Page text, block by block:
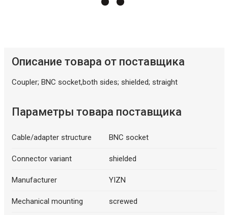
Описание искусственного интеллекта
Описание товара от поставщика
Coupler; BNC socket,both sides; shielded; straight
Параметры товара поставщика
Cable/adapter structure BNC socket
Connector variant shielded
Manufacturer YIZN
Mechanical mounting screwed